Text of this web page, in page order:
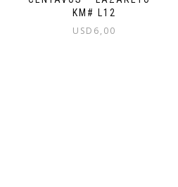
KM# L12
USD 6,00